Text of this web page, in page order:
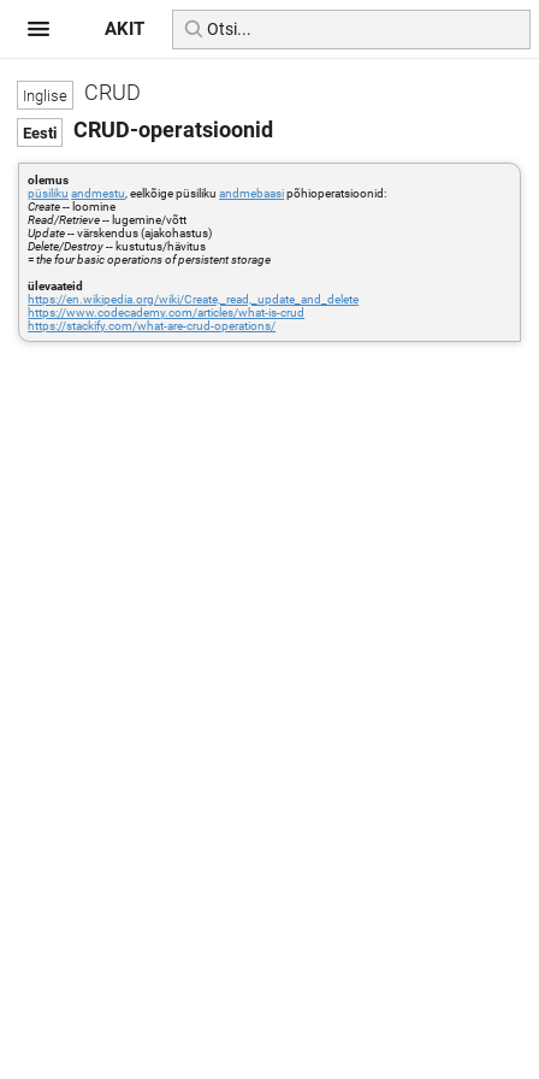
CRUD
CRUD-operatsioonid
olemus
püsiliku andmestu , eelkõige püsilikuandmebaasipõhioperatsioonid:
Create-- loomine
Read/Retrieve-- lugemine/võtt
Update-- värskendus (ajakohastus)
Delete/Destroy-- kustutus/hävitus
=the four basic operations of persistent storage
ülevaateid
https://en.wikipedia.org/wiki/Create,_read,_update_and_delete
https://www.codecademy.com/articles/what-is-crud
https://stackify.com/what-are-crud-operations/
AKIT